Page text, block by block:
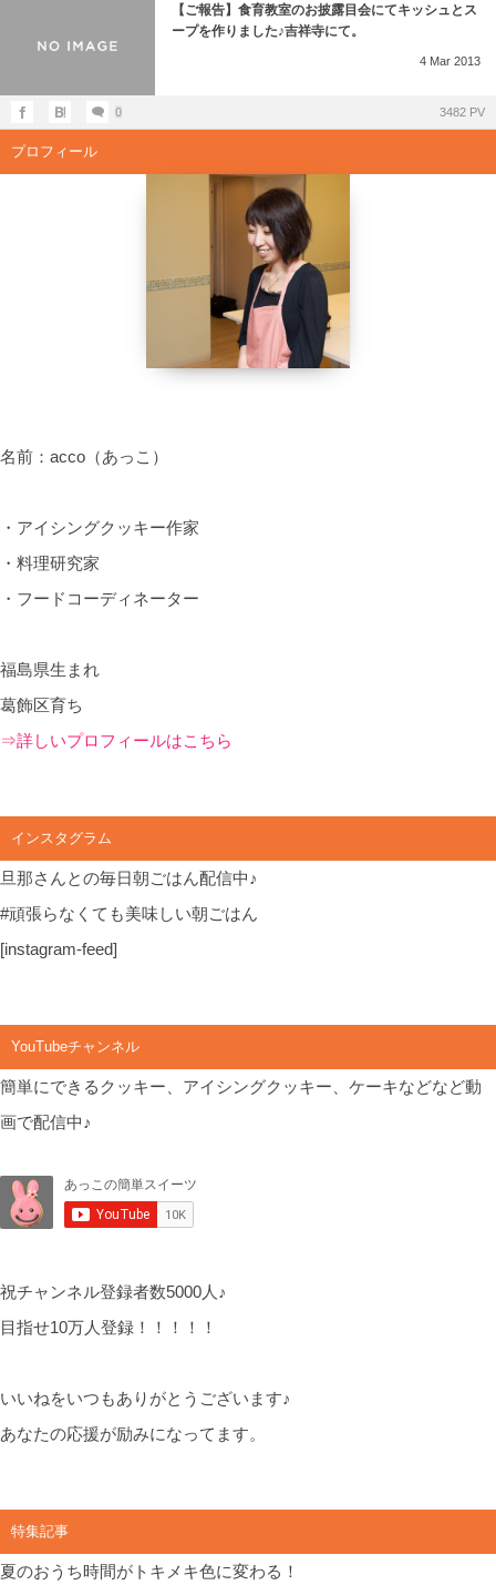
【ご報告】食育教室のお披露目会にてキッシュとス
ープを作りました♪吉祥寺にて。
4 Mar 2013
0 3482 PV
プロフィール
名前：acco（あっこ）
・アイシングクッキー作家
・料理研究家
・フードコーディネーター
福島県生まれ
葛飾区育ち
⇒詳しいプロフィールはこちら
インスタグラム
旦那さんとの毎日朝ごはん配信中♪
#頑張らなくても美味しい朝ごはん
[instagram-feed]
YouTubeチャンネル
簡単にできるクッキー、アイシングクッキー、ケーキなどなど動
画で配信中♪
祝チャンネル登録者数5000人♪
目指せ10万人登録！！！！！
いいねをいつもありがとうございます♪
あなたの応援が励みになってます。
特集記事
夏のおうち時間がトキメキ色に変わる！